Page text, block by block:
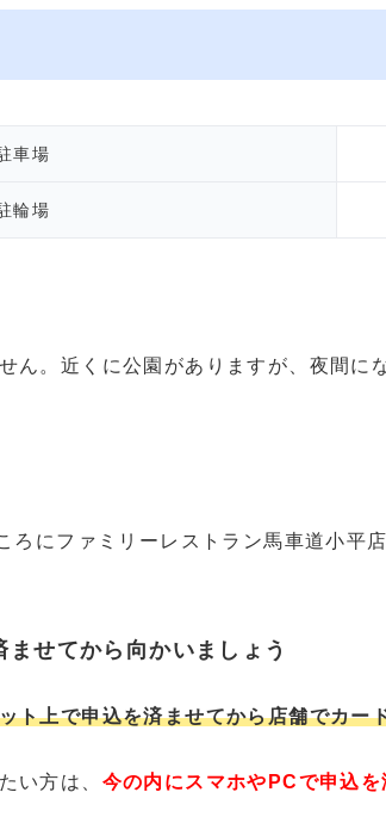
車場
輪場
ん。近くに公園がありますが、夜間に
ろにファミリーレストラン馬車道小平
せてから向かいましょう
ト上で申込を済ませてから店舗でカー
い方は、 今の内にスマホやPCで申込を